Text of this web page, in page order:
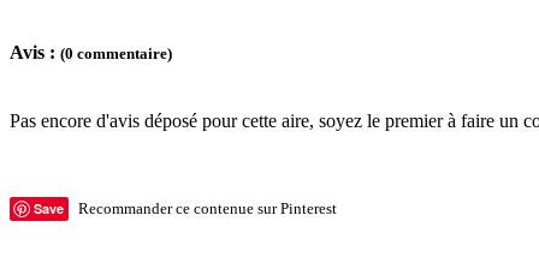
Avis : (0 commentaire)
Pas encore d'avis déposé pour cette aire, soyez le premier à faire un
Save Recommander ce contenue sur Pinterest